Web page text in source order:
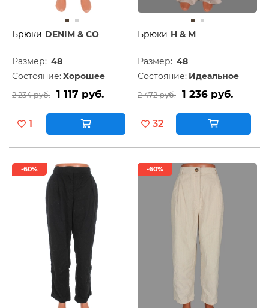
Брюки DENIM & CO
Размер: 48
Состояние: Хорошее
2 234 руб. 1 117 руб.
1
Брюки H & M
Размер: 48
Состояние: Идеальное
2 472 руб. 1 236 руб.
32
-60% -60%